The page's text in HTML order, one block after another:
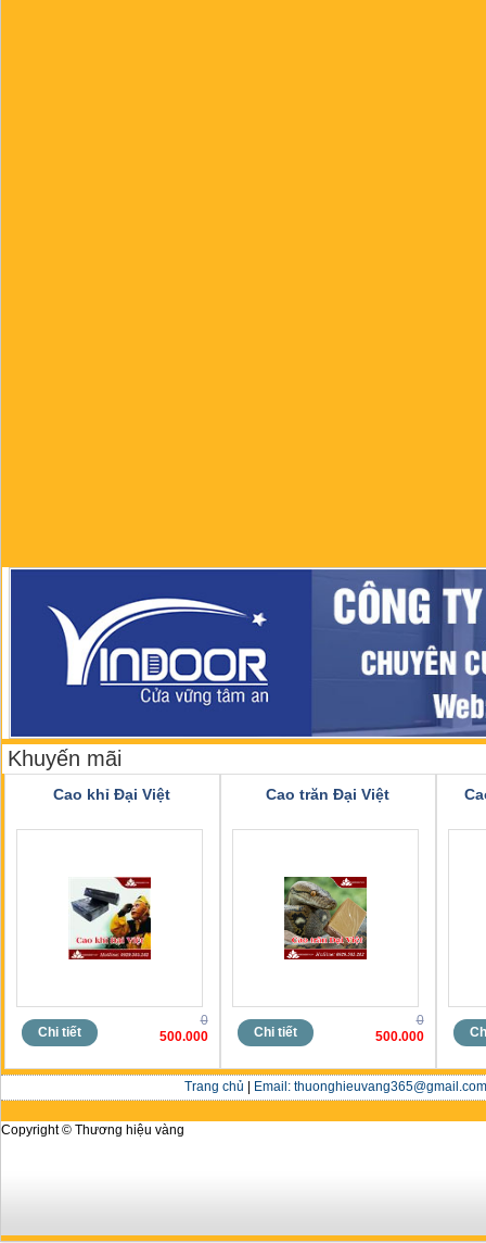
Khuyến mãi
Cao khỉ Đại Việt
Chi tiết
0
500.000
Cao trăn Đại Việt
Chi tiết
0
500.000
Trang chủ Email:
Copyright © Thương hiệu vàng